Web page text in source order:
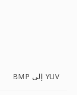
BMP إلى YUV